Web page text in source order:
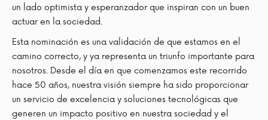
un lado optimista y esperanzador que inspiran con un buen
actuar en la sociedad.
Esta nominación es una validación de que estamos en el
camino correcto, y ya representa un triunfo importante para
nosotros. Desde el día en que comenzamos este recorrido
hace 50 años, nuestra visión siempre ha sido proporcionar
un servicio de excelencia y soluciones tecnológicas que
generen un impacto positivo en nuestra sociedad y el